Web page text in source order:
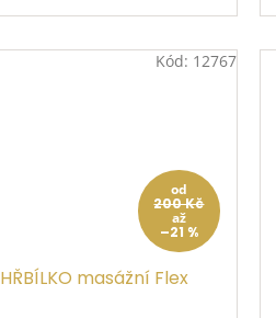
od
200 Kč
až
–21 %
HŘBÍLKO masážní Flex
Kód: 12767